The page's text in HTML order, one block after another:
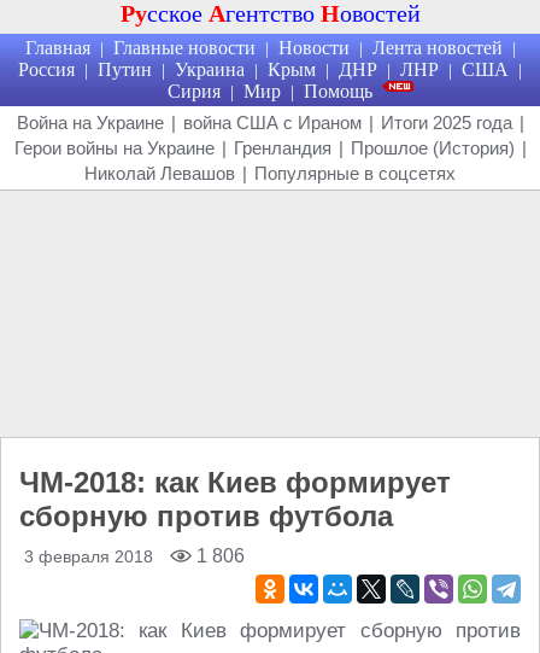
Русское Агентство Новостей
Главная | Главные новости | Новости | Лента новостей |
Россия | Путин | Украина | Крым | ДНР | ЛНР | США |
Сирия | Мир | Помощь
Война на Украине | война США с Ираном | Итоги 2025 года |
Герои войны на Украине | Гренландия | Прошлое (История) |
Николай Левашов | Популярные в соцсетях
ЧМ-2018: как Киев формирует
сборную против футбола
3 февраля 2018 1 806